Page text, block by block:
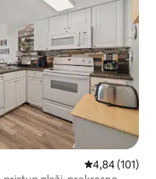
Prosječna
4,84 (101)